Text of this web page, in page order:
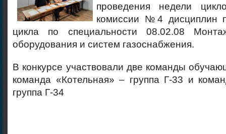
проведения недели
комиссии №4 дисциплин
цикла по специальности 08.02.08
оборудования и систем газоснабжения.
В конкурсе участвовали две команды
команда «Котельная» – группа Г-33 и
группа Г-34